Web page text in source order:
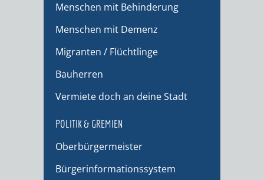
Menschen mit Behinderung
Menschen mit Demenz
Migranten / Flüchtlinge
Bauherren
Vermiete doch an deine Stadt
POLITIK & GREMIEN
Oberbürgermeister
Bürgerinformationssystem